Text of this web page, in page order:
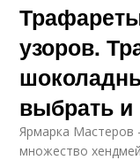
узоров.
выбрать и
Ярмарка
множество